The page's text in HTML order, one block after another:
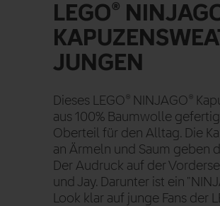
LEGO®
JUNGEN
Dieses LEGO® NINJAGO®
aus 100% Baumwolle
Oberteil für den Alltag. Die
an Ärmeln und Saum geben
Der Audruck auf der
und Jay. Darunter ist ein
Look klar auf junge Fans der